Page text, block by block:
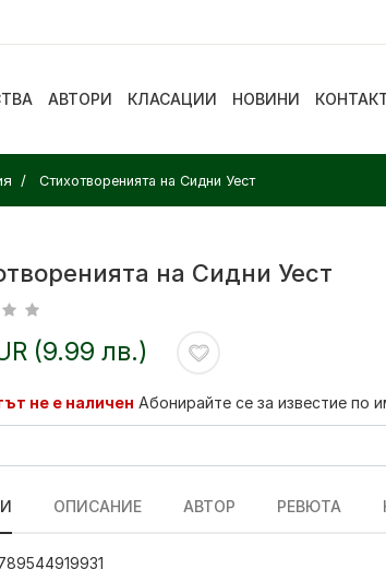
АВТОРИ КЛАСАЦИИ НОВИНИ
Стихотворенията на Сидни Уест
на Сидни Уест
(9.99 лв.)
не е наличен Абонирайте се за известие по
ОПИСАНИЕ АВТОР РЕВЮТА